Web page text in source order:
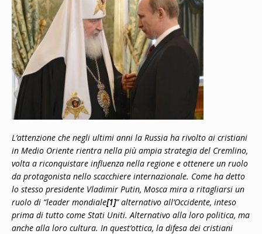
L’attenzione che negli ultimi anni la Russia ha rivolto ai cristiani
in Medio Oriente rientra nella più ampia strategia del Cremlino,
volta a riconquistare influenza nella regione e ottenere un ruolo
da protagonista nello scacchiere internazionale. Come ha detto
lo stesso presidente Vladimir Putin, Mosca mira a ritagliarsi un
ruolo di “leader mondiale[1]” alternativo all’Occidente, inteso
prima di tutto come Stati Uniti. Alternativo alla loro politica, ma
anche alla loro cultura. In quest’ottica, la difesa dei cristiani